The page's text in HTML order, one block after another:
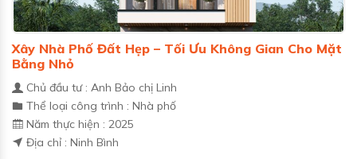
Xây Nhà Phố Đất Hẹp – Tối Ưu Không Gian Cho Mặt
Bằng Nhỏ
Chủ đầu tư : Anh Bảo chị Linh
Thể loại công trình : Nhà phố
Năm thực hiện : 2025
Địa chỉ : Ninh Bình